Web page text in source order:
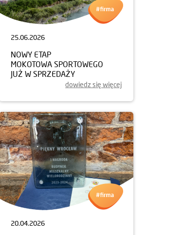
25.06.2026
NOWY ETAP
MOKOTOWA SPORTOWEGO
JUŻ W SPRZEDAŻY
dowiedz się więcej
20.04.2026